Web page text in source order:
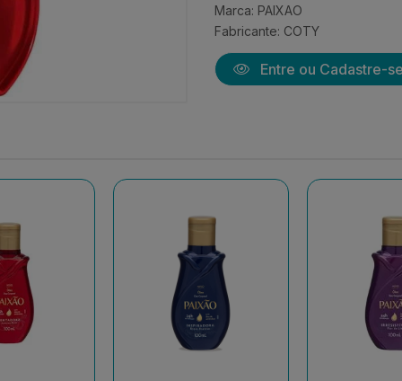
Marca: PAIXAO
Fabricante: COTY
Entre ou Cadastre-